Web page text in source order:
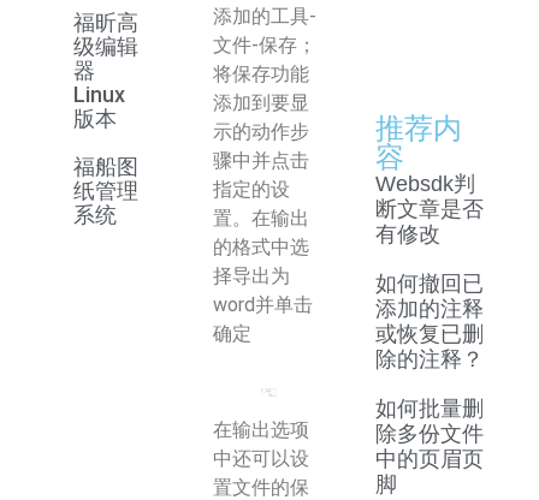
福昕高
级编辑
器
Linux
版本
福船图
纸管理
系统
添加的工具-
文件-保存；
将保存功能
添加到要显
示的动作步
骤中并点击
指定的设
置。在输出
的格式中选
择导出为
word并单击
确定
在输出选项
中还可以设
置文件的保
推荐内
容
Websdk判
断文章是否
有修改
如何撤回已
添加的注释
或恢复已删
除的注释？
如何批量删
除多份文件
中的页眉页
脚